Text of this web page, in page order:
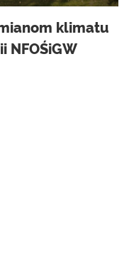
klimatu
NFOŚiGW